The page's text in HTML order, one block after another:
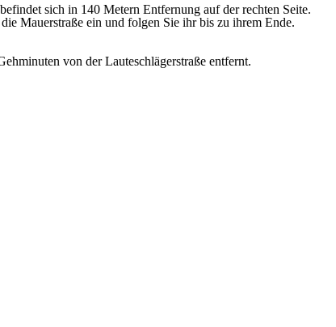
sich in 140 Metern Entfernung auf der rechten Seite.
Mauerstraße ein und folgen Sie ihr bis zu ihrem Ende.
von der Lauteschlägerstraße entfernt.